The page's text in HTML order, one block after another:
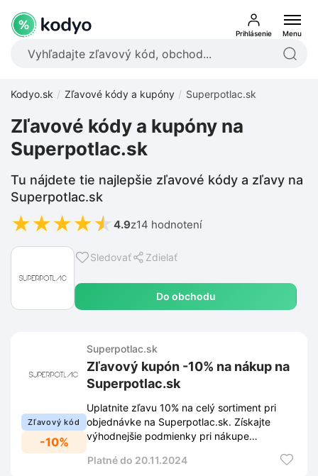
Prihlásenie Menu
Kodyo.sk Zľavové kódy a kupóny Superpotlac.sk
Sledovať Zdielať
Do obchodu
Zľavové kódy a kupóny na
Superpotlac.sk
Tu nájdete tie najlepšie zľavové kódy a zľavy na
Superpotlac.sk
★★★★★ 4.9z14 hodnotení
Zľavový kód
-10%
Superpotlac.sk
Zľavový kupón -10% na nákup na
Superpotlac.sk
Uplatnite zľavu 10% na celý sortiment pri
objednávke na Superpotlac.sk. Získajte
výhodnejšie podmienky pri nákupe
kupónu.
Platné do 20.11.2024